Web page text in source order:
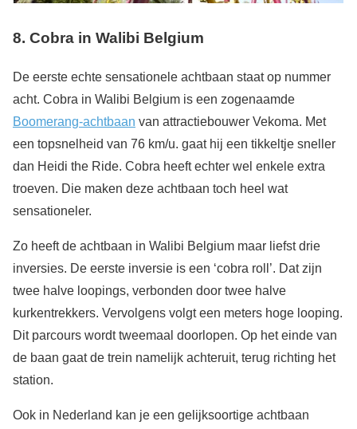
8. Cobra in Walibi Belgium
De eerste echte sensationele achtbaan staat op nummer
acht. Cobra in Walibi Belgium is een zogenaamde
Boomerang-achtbaan van attractiebouwer Vekoma. Met
een topsnelheid van 76 km/u. gaat hij een tikkeltje sneller
dan Heidi the Ride. Cobra heeft echter wel enkele extra
troeven. Die maken deze achtbaan toch heel wat
sensationeler.
Zo heeft de achtbaan in Walibi Belgium maar liefst drie
inversies. De eerste inversie is een ‘cobra roll’. Dat zijn
twee halve loopings, verbonden door twee halve
kurkentrekkers. Vervolgens volgt een meters hoge looping.
Dit parcours wordt tweemaal doorlopen. Op het einde van
de baan gaat de trein namelijk achteruit, terug richting het
station.
Ook in Nederland kan je een gelijksoortige achtbaan